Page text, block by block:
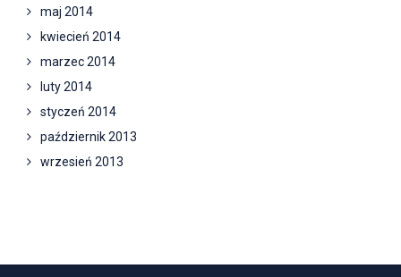
maj 2014
kwiecień 2014
marzec 2014
luty 2014
styczeń 2014
październik 2013
wrzesień 2013